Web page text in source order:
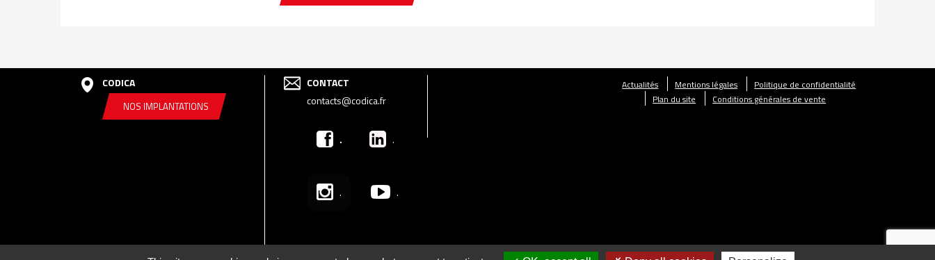
CODICA
NOS IMPLANTATIONS
CONTACT
contacts@codica.fr
. .
. .
Actualités Mentions légales
Politique de confidentialité
Plan du site
Conditions générales de vente